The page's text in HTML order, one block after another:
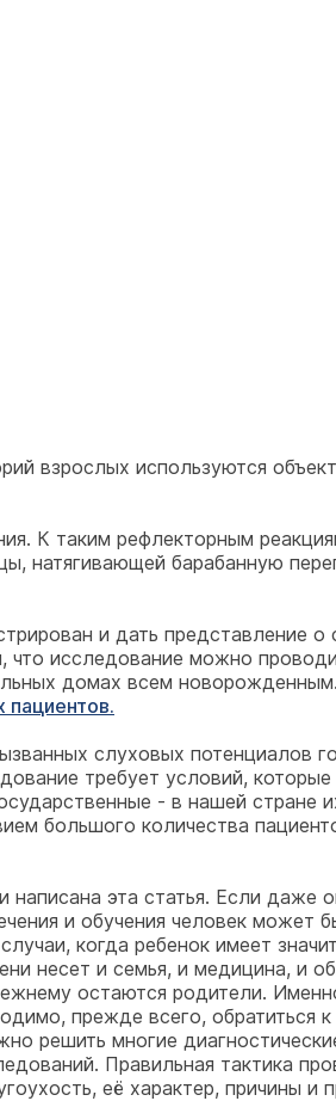
взрослых используются
К таким рефлекторным
барабанную
и дать представление о
что исследование можно
домах всем новорожденным.
слуховых потенциалов
требует условий,
- в нашей стране
большого количества
эта статья. Если даже
и обучения человек может
когда ребенок имеет
несет и семья, и медицина, и
остаются родители.
прежде всего, обратиться
решить многие
Правильная тактика
её характер, причины и